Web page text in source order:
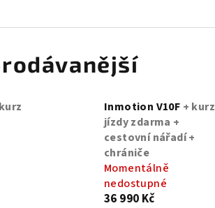
Inmotion V10F + kurz
jízdy zdarma +
cestovní nářadí +
chrániče
Momentálně
nedostupné
36 990 Kč